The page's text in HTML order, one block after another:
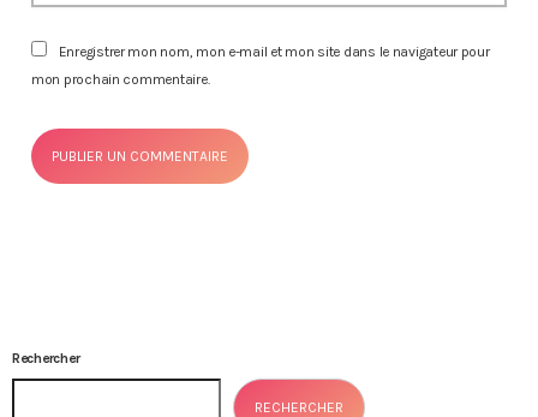
Enregistrer mon nom, mon e-mail et mon site dans le navigateur pour
mon prochain commentaire.
Rechercher
RECHERCHER